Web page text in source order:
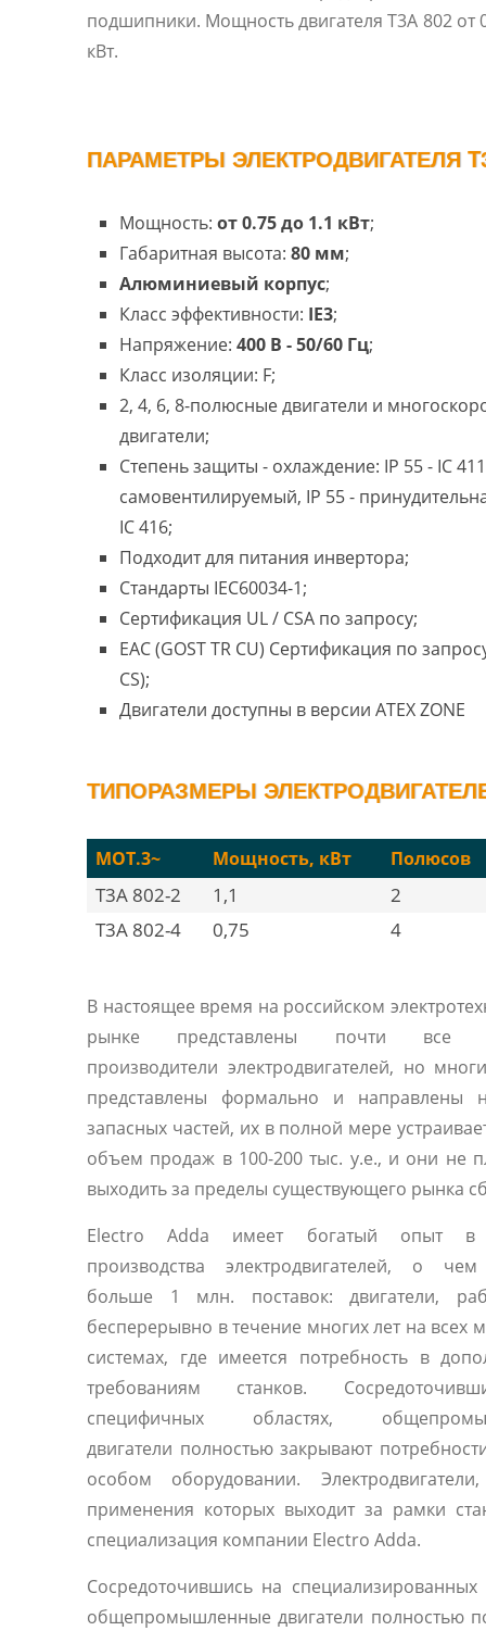
подшипники. Мощность двигателя T3A 802 от
кВт.
ПАРАМЕТРЫ ЭЛЕКТРОДВИГАТЕЛЯ
Мощность: от 0.75 до 1.1 кВт;
Габаритная высота: 80 мм;
Алюминиевый корпус;
Класс эффективности: IE3;
Напряжение: 400 В - 50/60 Гц;
Класс изоляции: F;
2, 4, 6, 8-полюсные двигатели и
двигатели;
Степень защиты - охлаждение: IP 55 - IC 411
самовентилируемый, IP 55 -
IC 416;
Подходит для питания инвертора;
Стандарты IEC60034-1;
Сертификация UL / CSA по запросу;
EAC (GOST TR CU) Сертификация по
CS);
Двигатели доступны в версии ATEX ZONE
ТИПОРАЗМЕРЫ
MOT.3~ Мощность, кВт Полюсов
T3A 802-2 1,1
2
T3A 802-4
0,75 4
В настоящее время на российском
рынке представлены почти все
производители электродвигателей, но
представлены формально и направлены
запасных частей, их в полной мере
объем продаж в 100-200 тыс. у.е., и они не
выходить за пределы существующего рынка
Electro Adda имеет богатый опыт в
производства электродвигателей, о
больше 1 млн. поставок: двигатели,
бесперерывно в течение многих лет на всех
системах, где имеется потребность в
требованиям станков.
специфичных областях,
двигатели полностью закрывают
особом оборудовании.
применения которых выходит за рамки
специализация компании Electro Adda.
Сосредоточившись на специализированных
общепромышленные двигатели полностью